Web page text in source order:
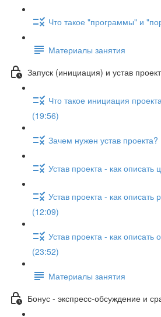
Что такое "программы" и
Материалы занятия
Запуск (инициация) и устав
Что такое инициация
(19:56)
Зачем нужен устав проекта?
Устав проекта - как описать
Устав проекта - как
(12:09)
Устав проекта - как описать
(23:52)
Материалы занятия
Бонус - экспресс-обсуждение и